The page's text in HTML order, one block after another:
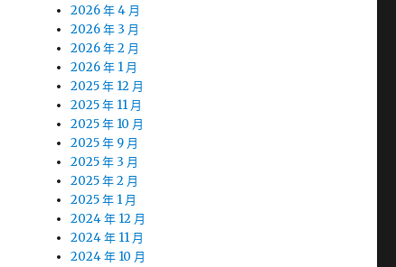
2026 年 4 月
2026 年 3 月
2026 年 2 月
2026 年 1 月
2025 年 12 月
2025 年 11 月
2025 年 10 月
2025 年 9 月
2025 年 3 月
2025 年 2 月
2025 年 1 月
2024 年 12 月
2024 年 11 月
2024 年 10 月